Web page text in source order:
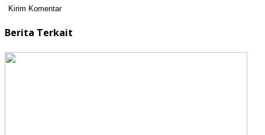
Berita Terkait